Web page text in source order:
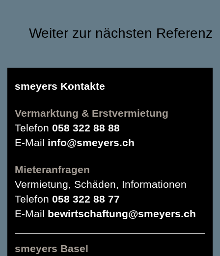
Weiter zur nächsten Referenz
smeyers Kontakte
Vermarktung & Erstvermietung
Telefon 058 322 88 88
E-Mail info@smeyers.ch
Mieteranfragen
Vermietung, Schäden, Informationen
Telefon 058 322 88 77
E-Mail bewirtschaftung@smeyers.ch
smeyers Basel